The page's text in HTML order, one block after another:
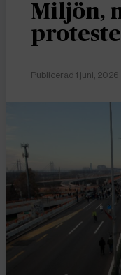
Miljön,
Publicerad 1 juni, 2026